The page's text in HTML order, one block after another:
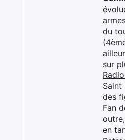
du
sur
Saint
des
Fan
en